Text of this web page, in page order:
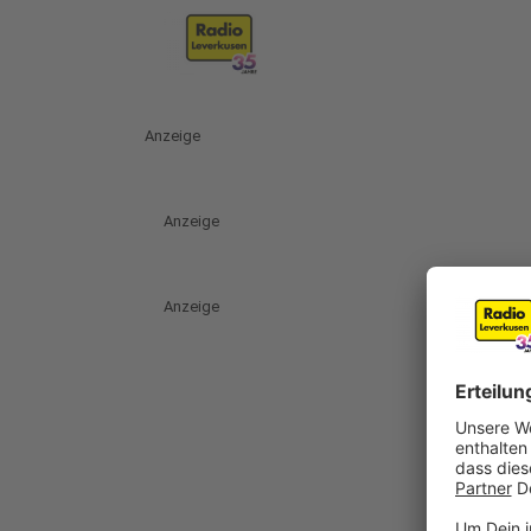
Anzeige
Anzeige
Anzeige